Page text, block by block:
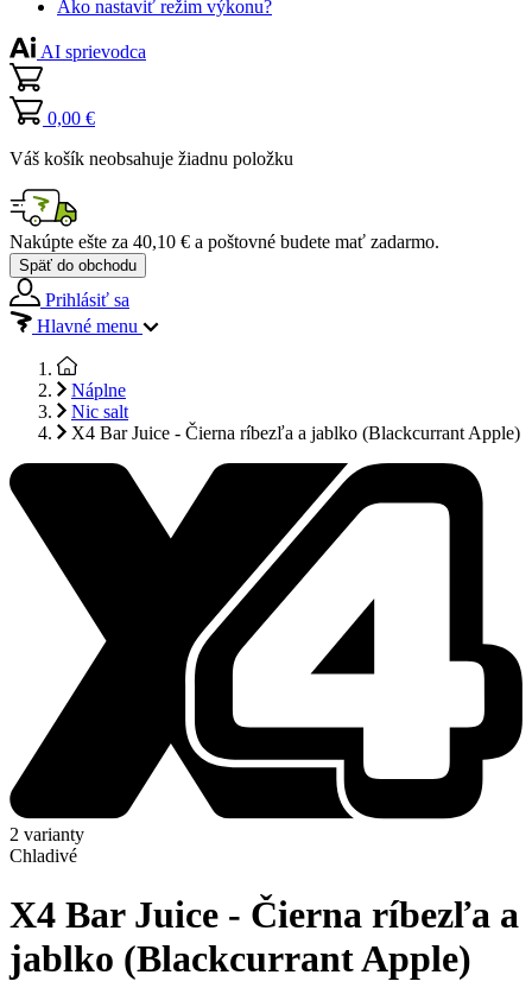
Ako nastaviť režim výkonu?
AI sprievodca
0,00 €
Váš košík neobsahuje žiadnu položku
Nakúpte ešte za 40,10 € a poštovné budete mať zadarmo.
Späť do obchodu
Prihlásiť sa
Hlavné menu
Náplne
Nic salt
X4 Bar Juice - Čierna ríbezľa a jablko (Blackcurrant Apple)
2 varianty
Chladivé
X4 Bar Juice - Čierna ríbezľa a
jablko (Blackcurrant Apple)